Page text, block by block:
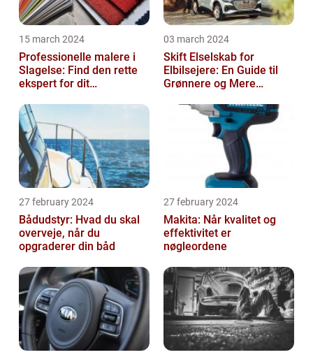
15 march 2024
Professionelle malere i
Slagelse: Find den rette
ekspert for dit
03 march 2024
Skift Elselskab for
Elbilsejere: En Guide til
Grønnere og Mere
27 february 2024
Bådudstyr: Hvad du skal
overveje, når du
opgraderer din båd
27 february 2024
Makita: Når kvalitet og
effektivitet er
nøgleordene